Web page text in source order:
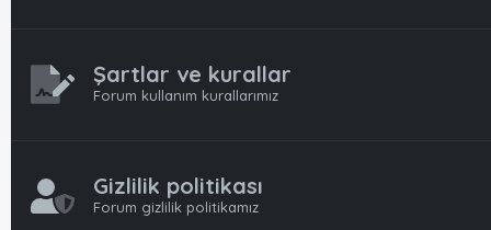
Şartlar ve kurallar
Forum kullanım kurallarımız
Gizlilik politikası
Forum gizlilik politikamız